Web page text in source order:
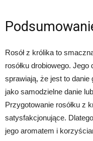
Rosół z królika to
rosółku drobiowego.
sprawiają, że jest to danie
jako samodzielne danie
Przygotowanie rosółku z
satysfakcjonujące.
jego aromatem i